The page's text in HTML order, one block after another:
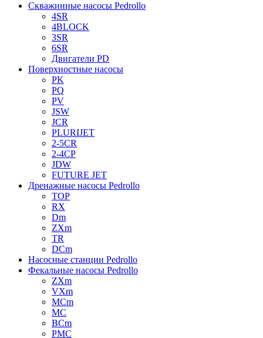
Скважинные насосы Pedrollo
4SR
4BLOCK
3SR
6SR
Двигатели PD
Поверхностные насосы
PK
PQ
PV
JSW
JCR
PLURIJET
2-5CR
2-4CP
JDW
FUTURE JET
Дренажные насосы Pedrollo
TOP
RX
Dm
ZXm
TR
DCm
Насосные станции Pedrollo
Фекальные насосы Pedrollo
ZXm
VXm
MCm
MC
BCm
PMC